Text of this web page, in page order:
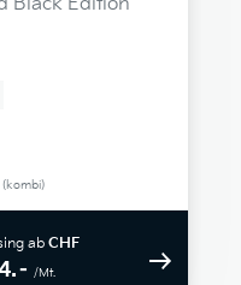
abCHF
/Mt.